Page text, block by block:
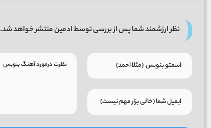
نظر ارزشمند شما پس از بررسی توسط ادمین منتشر خواهد شد.